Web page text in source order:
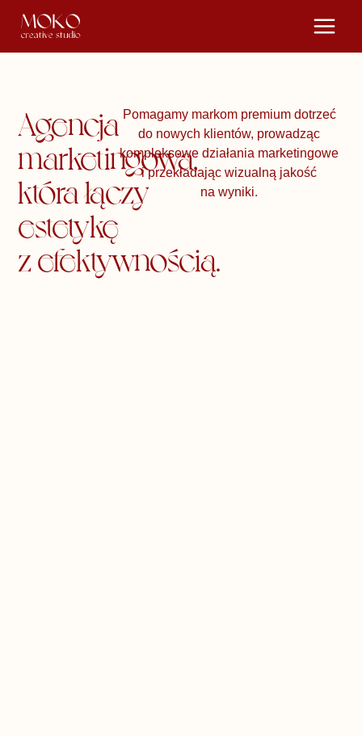
Agencja
marketingowa,
która łączy
estetykę
z efektywnością.
Pomagamy markom premium dotrzeć
do nowych klientów, prowadząc
kompleksowe działania marketingowe
i przekładając wizualną jakość
na wyniki.